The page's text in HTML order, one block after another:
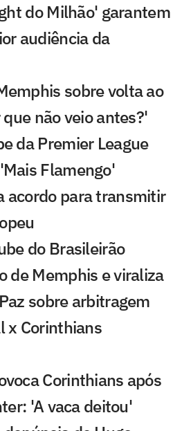
do Milhão' garantem
audiência da
sobre volta ao
não veio antes?'
da Premier League
Flamengo'
acordo para transmitir
do Brasileirão
de Memphis e viraliza
sobre arbitragem
x Corinthians
Corinthians após
'A vaca deitou'